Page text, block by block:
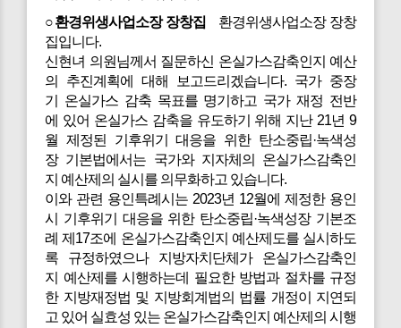
○환경위생사업소장 장창집 환경위생사업소장 장창
집입니다.
신현녀 의원님께서 질문하신 온실가스감축인지 예산
의 추진계획에 대해 보고드리겠습니다. 국가 중장
기 온실가스 감축 목표를 명기하고 국가 재정 전반
에 있어 온실가스 감축을 유도하기 위해 지난 21년 9
월 제정된 기후위기 대응을 위한 탄소중립·녹색성
장 기본법에서는 국가와 지자체의 온실가스감축인
지 예산제의 실시를 의무화하고 있습니다.
이와 관련 용인특례시는 2023년 12월에 제정한 용인
시 기후위기 대응을 위한 탄소중립·녹색성장 기본조
례 제17조에 온실가스감축인지 예산제도를 실시하도
록 규정하였으나 지방자치단체가 온실가스감축인
지 예산제를 시행하는데 필요한 방법과 절차를 규정
한 지방재정법 및 지방회계법의 법률 개정이 지연되
고 있어 실효성 있는 온실가스감축인지 예산제의 시행